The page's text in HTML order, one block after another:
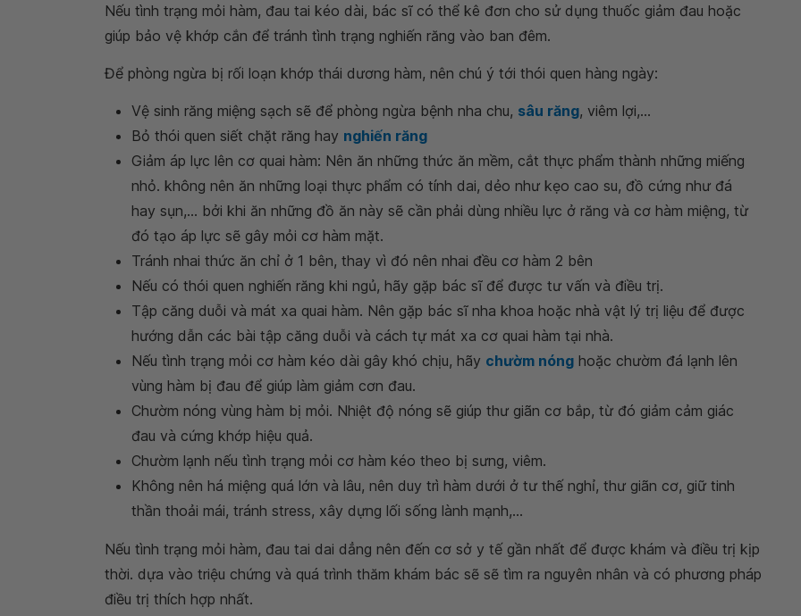
Nếu tình trạng mỏi hàm, đau tai kéo dài, bác sĩ có thể kê đơn cho sử dụng thuốc giảm đau hoặc
giúp bảo vệ khớp cắn để tránh tình trạng nghiến răng vào ban đêm.
Để phòng ngừa bị rối loạn khớp thái dương hàm, nên chú ý tới thói quen hàng ngày:
Vệ sinh răng miệng sạch sẽ để phòng ngừa bệnh nha chu, sâu răng, viêm lợi,...
Bỏ thói quen siết chặt răng hay nghiến răng
Giảm áp lực lên cơ quai hàm: Nên ăn những thức ăn mềm, cắt thực phẩm thành những miếng
nhỏ. không nên ăn những loại thực phẩm có tính dai, dẻo như kẹo cao su, đồ cứng như đá
hay sụn,... bởi khi ăn những đồ ăn này sẽ cần phải dùng nhiều lực ở răng và cơ hàm miệng, từ
đó tạo áp lực sẽ gây mỏi cơ hàm mặt.
Tránh nhai thức ăn chỉ ở 1 bên, thay vì đó nên nhai đều cơ hàm 2 bên
Nếu có thói quen nghiến răng khi ngủ, hãy gặp bác sĩ để được tư vấn và điều trị.
Tập căng duỗi và mát xa quai hàm. Nên gặp bác sĩ nha khoa hoặc nhà vật lý trị liệu để được
hướng dẫn các bài tập căng duỗi và cách tự mát xa cơ quai hàm tại nhà.
Nếu tình trạng mỏi cơ hàm kéo dài gây khó chịu, hãy chườm nóng hoặc chườm đá lạnh lên
vùng hàm bị đau để giúp làm giảm cơn đau.
Chườm nóng vùng hàm bị mỏi. Nhiệt độ nóng sẽ giúp thư giãn cơ bắp, từ đó giảm cảm giác
đau và cứng khớp hiệu quả.
Chườm lạnh nếu tình trạng mỏi cơ hàm kéo theo bị sưng, viêm.
Không nên há miệng quá lớn và lâu, nên duy trì hàm dưới ở tư thế nghỉ, thư giãn cơ, giữ tinh
thần thoải mái, tránh stress, xây dựng lối sống lành mạnh,...
Nếu tình trạng mỏi hàm, đau tai dai dẳng nên đến cơ sở y tế gần nhất để được khám và điều trị kịp
thời. dựa vào triệu chứng và quá trình thăm khám bác sẽ sẽ tìm ra nguyên nhân và có phương pháp
điều trị thích hợp nhất.